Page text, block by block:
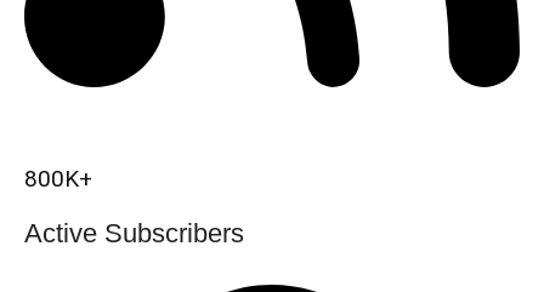
800K+
Active Subscribers